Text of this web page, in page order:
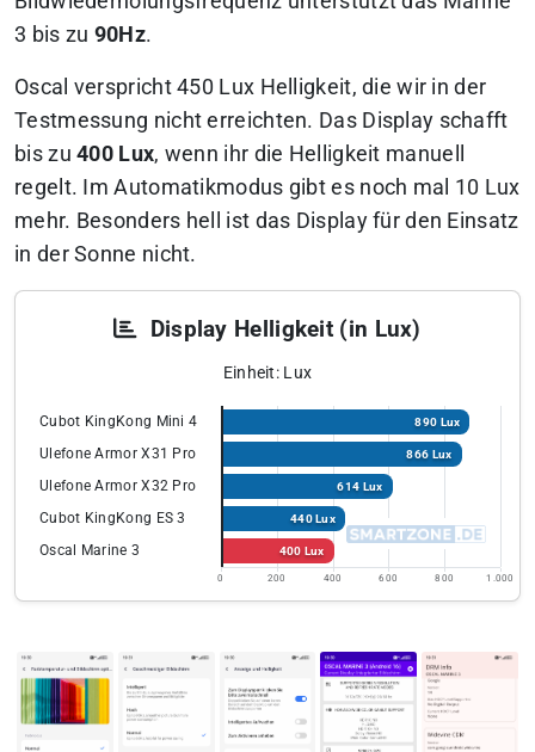
3 bis zu 90Hz.
Oscal verspricht 450 Lux Helligkeit, die wir in der
Testmessung nicht erreichten. Das Display schafft
bis zu400 Lux, wenn ihr die Helligkeit manuell
regelt. Im Automatikmodus gibt es noch mal 10 Lux
mehr. Besonders hell ist das Display für den Einsatz
in der Sonne nicht.
Display Helligkeit (in Lux)
Einheit: Lux
Cubot KingKong Mini 4 890 Lux
Ulefone Armor X31 Pro 866 Lux
Ulefone Armor X32 Pro 614 Lux
Cubot KingKong ES 3 440 Lux
Oscal Marine 3 400 Lux
0 200 400 600 800 1.000